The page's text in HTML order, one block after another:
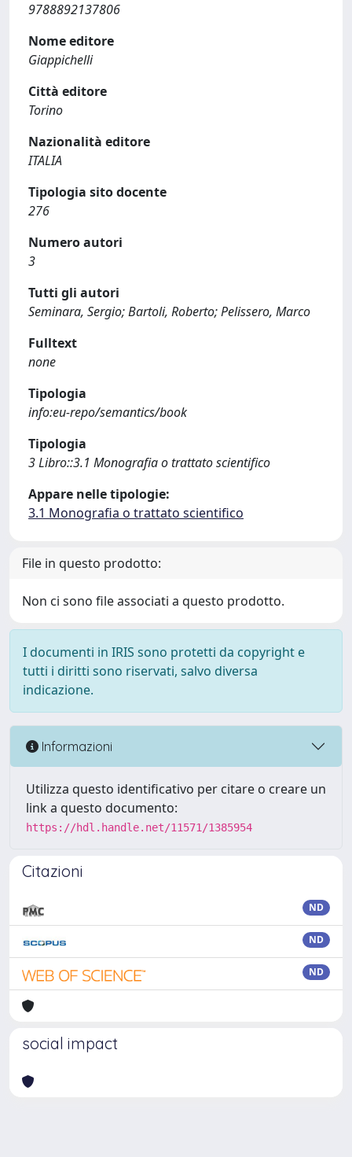
9788892137806
Nome editore
Giappichelli
Città editore
Torino
Nazionalità editore
ITALIA
Tipologia sito docente
276
Numero autori
3
Tutti gli autori
Seminara, Sergio; Bartoli, Roberto; Pelissero, Marco
Fulltext
none
Tipologia
info:eu-repo/semantics/book
Tipologia
3 Libro::3.1 Monografia o trattato scientifico
Appare nelle tipologie:
3.1 Monografia o trattato scientifico
File in questo prodotto:
Non ci sono file associati a questo prodotto.
I documenti in IRIS sono protetti da copyright e
tutti i diritti sono riservati, salvo diversa
indicazione.
Informazioni
Utilizza questo identificativo per citare o creare un
link a questo documento:
https://hdl.handle.net/11571/1385954
Citazioni
ND
ND
ND
social impact